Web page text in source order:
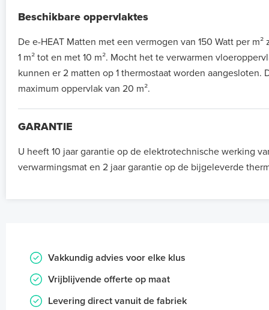
Beschikbare oppervlaktes
De e-HEAT Matten met een vermogen van 150 Watt per
1 m² tot en met 10 m². Mocht het te verwarmen
kunnen er 2 matten op 1 thermostaat worden aangesloten.
maximum oppervlak van 20 m².
GARANTIE
U heeft 10 jaar garantie op de elektrotechnische werking
verwarmingsmat en 2 jaar garantie op de bijgeleverde
Vakkundig advies voor elke klus
Vrijblijvende offerte op maat
Levering direct vanuit de fabriek